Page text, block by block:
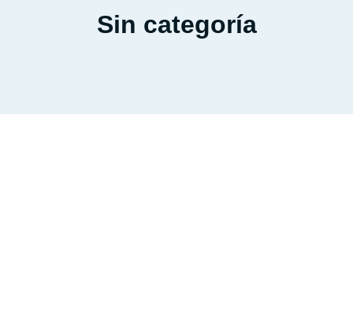
Sin categoría